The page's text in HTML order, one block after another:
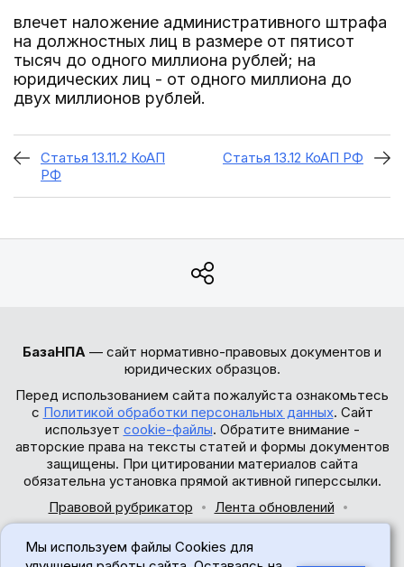
влечет наложение административного штрафа
на должностных лиц в размере от пятисот
тысяч до одного миллиона рублей; на
юридических лиц - от одного миллиона до
двух миллионов рублей.
Статья 13.11.2 КоАП
РФ
Статья 13.12 КоАП РФ
БазаНПА — сайт нормативно-правовых документов и
юридических образцов.
Перед использованием сайта пожалуйста ознакомьтесь
с Политикой обработки персональных данных. Сайт
использует cookie-файлы. Обратите внимание -
авторские права на тексты статей и формы документов
защищены. При цитировании материалов сайта
обязательна установка прямой активной гиперссылки.
Правовой рубрикатор
Лента обновлений
© 2017-2026
Мы используем файлы Cookies для